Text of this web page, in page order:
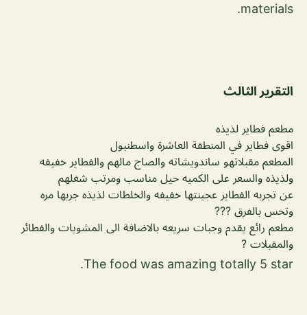
materials.
التقرير الثالث
مطعم فطاير لذيذه
اقوى فطاير في المنطقة العاشرة واسطنبول
المطعم مقبلاتهو ساندويشاته والصاج مالهم والفطاير خفيفه
ولذيذه والسعر على الكميه حيل مناسب ومرتب شغلهم
عن تجربه الفطاير عجينتها خفيفه والخلطات لذيذه جربها مره
وتحس بالفرق ???
مطعم رائع يقدم وجبات سريعه بالاضافة الى المشويات والفطائر
والمقبلات ?
The food was amazing totally 5 star.